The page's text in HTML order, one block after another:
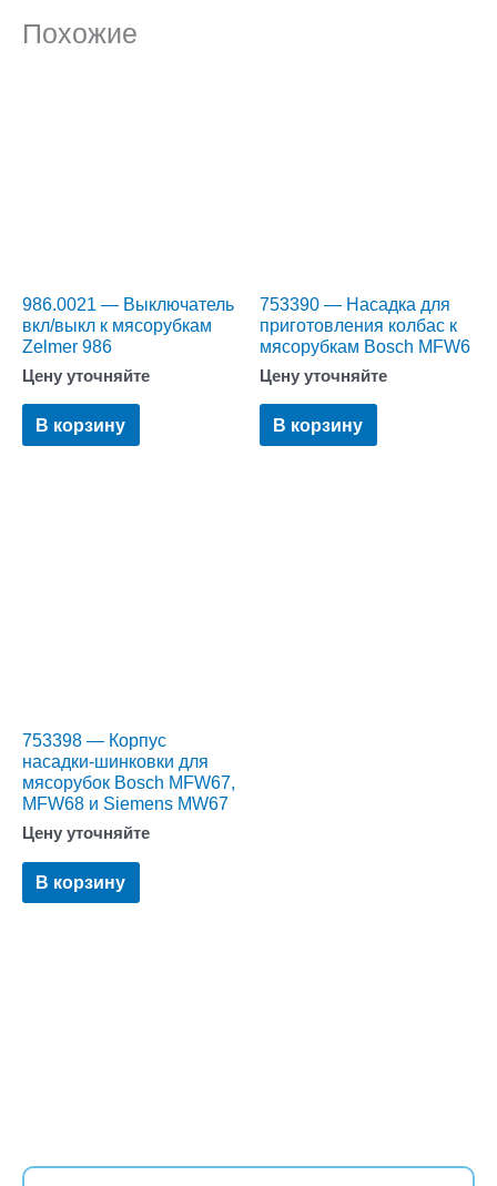
Похожие
986.0021 — Выключатель
вкл/выкл к мясорубкам
Zelmer 986
Цену уточняйте
В корзину
753390 — Насадка для
приготовления колбас к
мясорубкам Bosch MFW6
Цену уточняйте
В корзину
753398 — Корпус
насадки-шинковки для
мясорубок Bosch MFW67,
MFW68 и Siemens MW67
Цену уточняйте
В корзину